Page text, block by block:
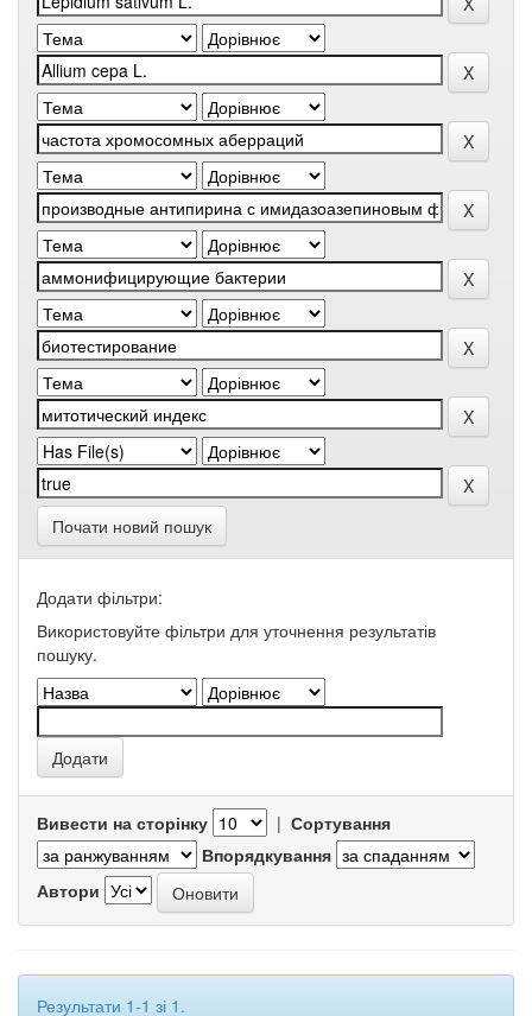
Почати новий пошук
Додати фільтри:
Використовуйте фільтри для уточнення результатів
пошуку.
Вивести на сторінку | Сортування
Впорядкування
Автори
Результати 1-1 зі 1.